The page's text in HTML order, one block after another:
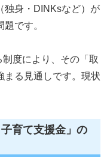
独身・DINKsなど）が
です。
度により、その「取
まる見通しです。現状
育て支援金」の